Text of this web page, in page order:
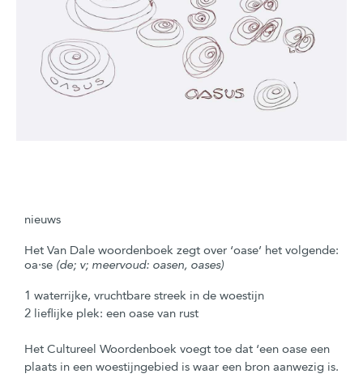
nieuws
Het Van Dale woordenboek zegt over ‘oase’ het volgende:
oa·se (de; v; meervoud: oasen, oases)
1 waterrijke, vruchtbare streek in de woestijn
2 lieflijke plek: een oase van rust
Het Cultureel Woordenboek voegt toe dat ‘een oase een
plaats in een woestijngebied is waar een bron aanwezig is.